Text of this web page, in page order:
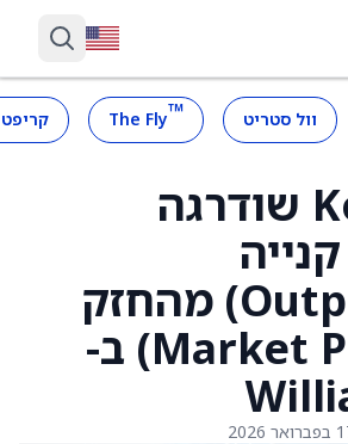
וול סטריט ™
The Fly
Korro Bio שודרגה
(Outperform) מהחזק
(Market Perform) ב-
2026